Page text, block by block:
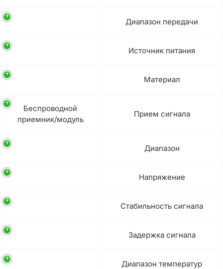
Диапазон передачи
Источник питания
Материал
Беспроводной
приемник/модуль
Прием сигнала
Диапазон
Напряжение
Стабильность сигнала
Задержка сигнала
Диапазон температур